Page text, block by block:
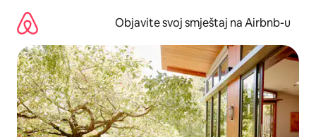
sadržaj
Objavite svoj smještaj na Airbnb-u